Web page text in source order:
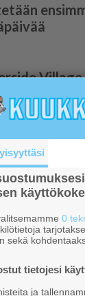
7.8.2026
0
sekä
tietojesi
ja